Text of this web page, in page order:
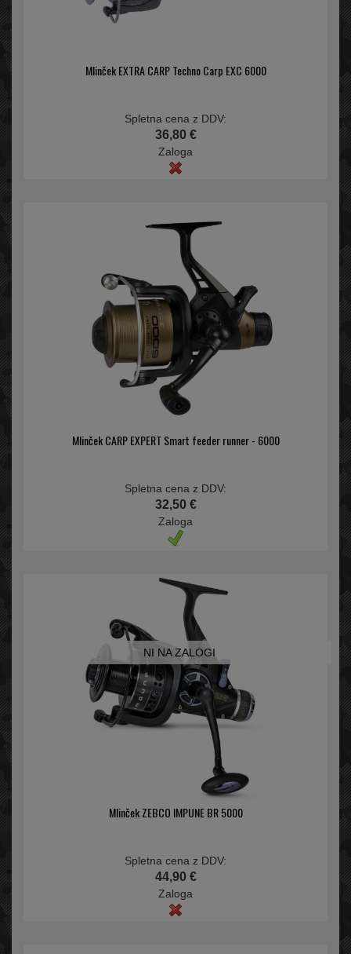
Mlinček EXTRA CARP Techno Carp EXC 6000
Spletna cena z DDV:
36,80 €
Zaloga
Mlinček CARP EXPERT Smart feeder runner - 6000
Spletna cena z DDV:
32,50 €
Zaloga
NI NA ZALOGI
Mlinček ZEBCO IMPUNE BR 5000
Spletna cena z DDV:
44,90 €
Zaloga